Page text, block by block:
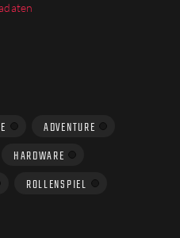
ADVENTURE
HARDWARE
ROLLENSPIEL